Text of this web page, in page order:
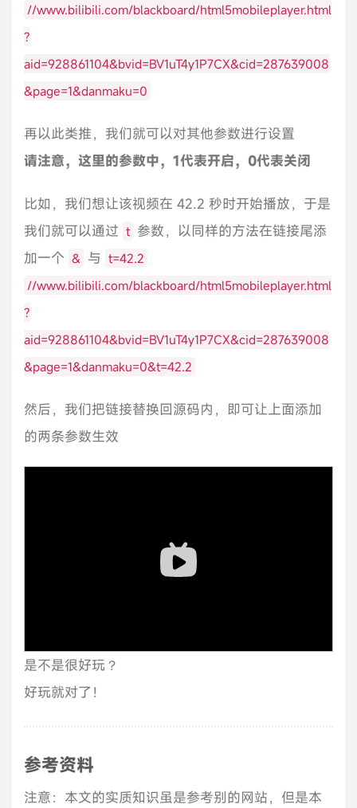
//www.bilibili.com/blackboard/html5mobileplayer.html
?
aid=928861104&bvid=BV1uT4y1P7CX&cid=287639008
&page=1&danmaku=0
再以此类推，我们就可以对其他参数进行设置
请注意，这里的参数中，1代表开启，0代表关闭
比如，我们想让该视频在 42.2 秒时开始播放，于是
我们就可以通过 t 参数，以同样的方法在链接尾添
加一个 & 与 t=42.2
//www.bilibili.com/blackboard/html5mobileplayer.html
?
aid=928861104&bvid=BV1uT4y1P7CX&cid=287639008
&page=1&danmaku=0&t=42.2
然后，我们把链接替换回源码内，即可让上面添加
的两条参数生效
是不是很好玩？
好玩就对了！
参考资料
注意：本文的实质知识虽是参考别的网站，但是本